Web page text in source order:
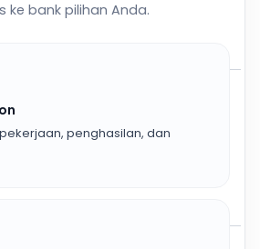
bank pilihan Anda.
penghasilan, dan